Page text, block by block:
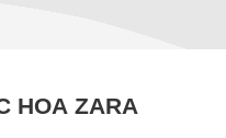
HOA ZARA